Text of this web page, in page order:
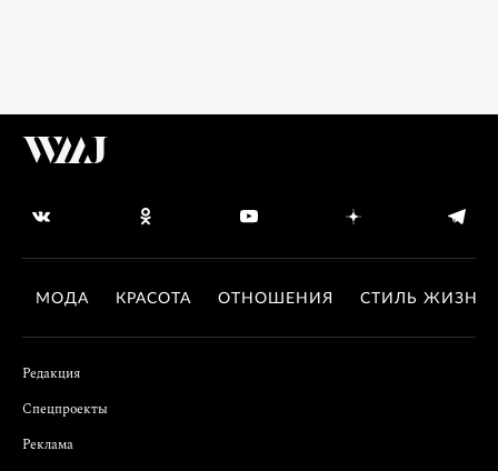
МОДА КРАСОТА ОТНОШЕНИЯ СТИЛЬ ЖИЗНИ
Редакция
Спецпроекты
Реклама